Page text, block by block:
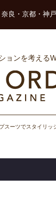
良・京都・神
ョンを考える
スーツでスタイリッ